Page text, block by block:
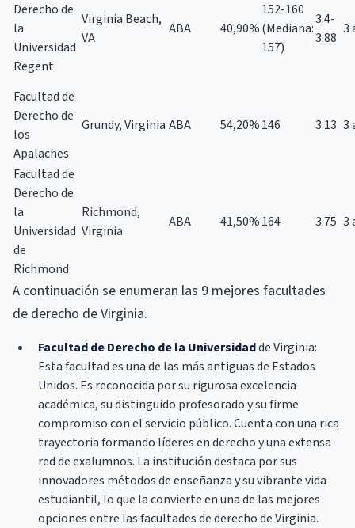
Derecho de
la
Universidad
Regent
Virginia Beach,
VA
ABA 40,90%
152-160
(Mediana:
157)
3.4-
3.88
3
Facultad de
Derecho de
los
Apalaches
Grundy, Virginia ABA 54,20%146 3.13 3
Facultad de
Derecho de
la
Universidad
de
Richmond
Richmond,
Virginia
ABA 41,50%164 3.75 3
A continuación se enumeran las 9 mejores facultades
de derecho de Virginia.
Facultad de Derecho de la Universidadde Virginia:
Esta facultad es una de las más antiguas de Estados
Unidos. Es reconocida por su rigurosa excelencia
académica, su distinguido profesorado y su firme
compromiso con el servicio público. Cuenta con una rica
trayectoria formando líderes en derecho y una extensa
red de exalumnos. La institución destaca por sus
innovadores métodos de enseñanza y su vibrante vida
estudiantil, lo que la convierte en una de las mejores
opciones entre las facultades de derecho de Virginia.